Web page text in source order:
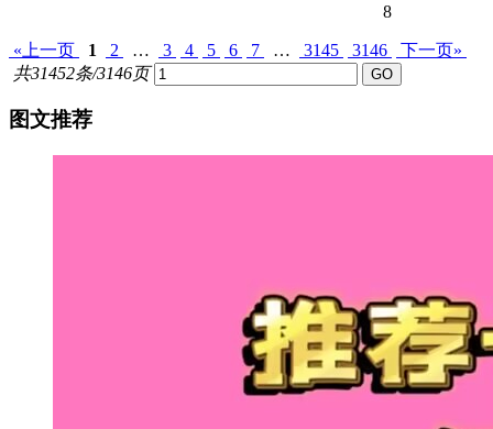
8
«上一页 1 2 … 3 4 5 6 7 … 3145 3146
下一页»
共31452条/3146页
图文推荐